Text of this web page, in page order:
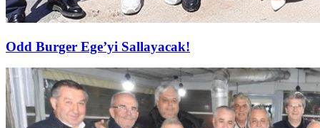
Odd Burger Ege’yi Sallayacak!